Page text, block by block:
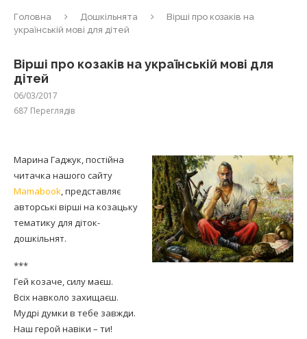
Головна Дошкільнята
Вірші про козаків на
українській мові для дітей
Вірші про козаків на українській мові для
дітей
06/03/2017
687 Переглядів
Марина Гаджук, постійна
читачка нашого сайту
Mamabook, представляє
авторські вірші на козацьку
тематику для діток-
дошкільнят.
***
Гей козаче, силу маєш.
Всіх навколо захищаєш.
Мудрі думки в тебе завжди.
Наш герой навіки – ти!